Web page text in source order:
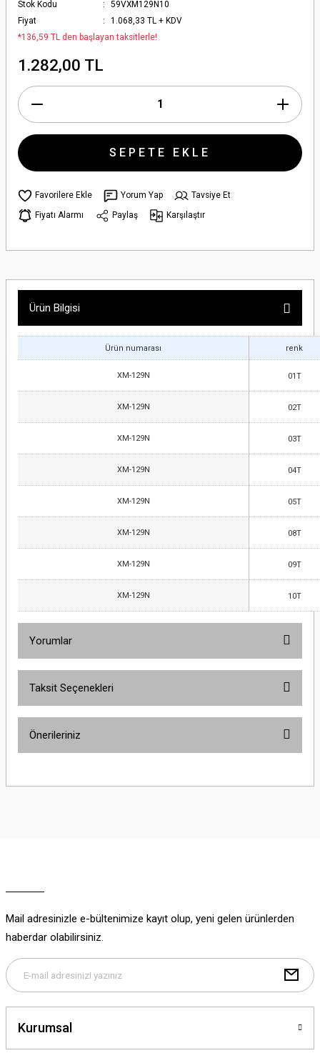
Stok Kodu
59VXM129N10
Fiyat
1.068,33 TL + KDV
*136,59 TL den başlayan taksitlerle!
1.282,00 TL
SEPETE EKLE
Yorum Yap
Tavsiye Et
Fiyatı Alarmı
Paylaş Karşılaştır
Ürün Bilgisi
Ürün numarası renk
XM-129N 01T
XM-129N 02T
XM-129N 03T
XM-129N 04T
XM-129N 05T
XM-129N 08T
XM-129N 09T
XM-129N 10T
Yorumlar
Taksit Seçenekleri
Önerileriniz
Bu ürüne benzer farklı alternatifler olmalı.
Mail adresinizle e-bültenimize kayıt olup, yeni gelen ürünlerden
haberdar olabilirsiniz.
Kurumsal